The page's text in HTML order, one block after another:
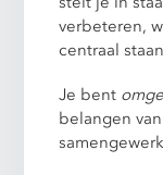
verbeteren,
centraal
Je bent
belangen